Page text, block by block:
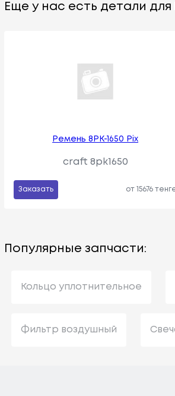
Еще у нас есть детали для
Ремень 8PK-1650 Pix
craft 8pk1650
Заказать от 15676
Популярные запчасти:
Кольцо уплотнительное
Фильтр воздушный